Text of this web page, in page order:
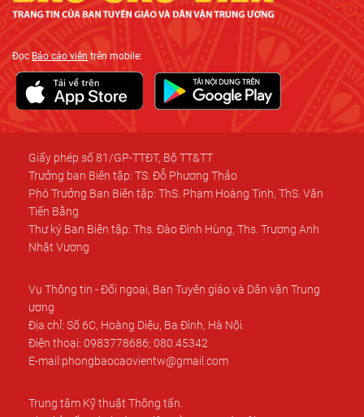
ĐọcBáo cáo viên trên mobile:
Giấy phép số 81/GP-TTĐT, Bộ TT&TT
Trưởng ban Biên tập: TS. Đỗ Phương Thảo
Phó Trưởng Ban Biên tập: ThS. Phạm Hoàng Tinh, ThS. Văn
Tiến Bằng
Thư ký Ban Biên tập: Ths. Đào Đình Hùng, Ths. Trương Anh
Nhật Vương
Vụ Thông tin - Đối ngoại, Ban Tuyên giáo và Dân vận Trung
ương
Địa chỉ: Số 6C, Hoàng Diệu, Ba Đình, Hà Nội.
Điện thoại: 0983778686; 080.45342
E-mail:phongbaocaovientw@gmail.com
Trung tâm Kỹ thuật Thông tấn.